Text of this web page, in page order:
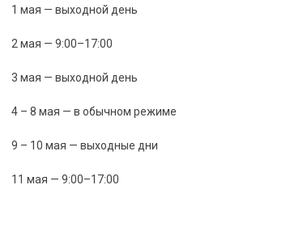
1 мая — выходной день
2 мая — 9:00–17:00
3 мая — выходной день
4 – 8 мая — в обычном режиме
9 – 10 мая — выходные дни
11 мая — 9:00–17:00